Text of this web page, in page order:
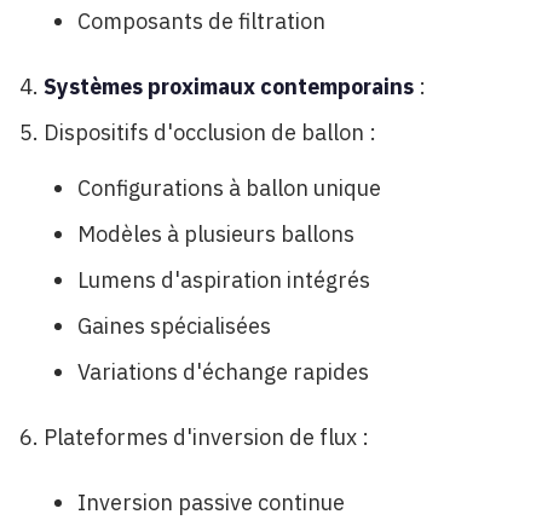
Composants de filtration
Systèmes proximaux contemporains :
Dispositifs d'occlusion de ballon :
Configurations à ballon unique
Modèles à plusieurs ballons
Lumens d'aspiration intégrés
Gaines spécialisées
Variations d'échange rapides
Plateformes d'inversion de flux :
Inversion passive continue